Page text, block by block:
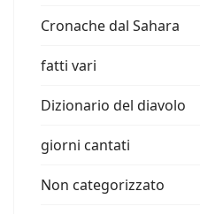
Cronache dal Sahara
fatti vari
Dizionario del diavolo
giorni cantati
Non categorizzato